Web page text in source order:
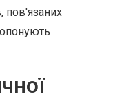
пов'язаних